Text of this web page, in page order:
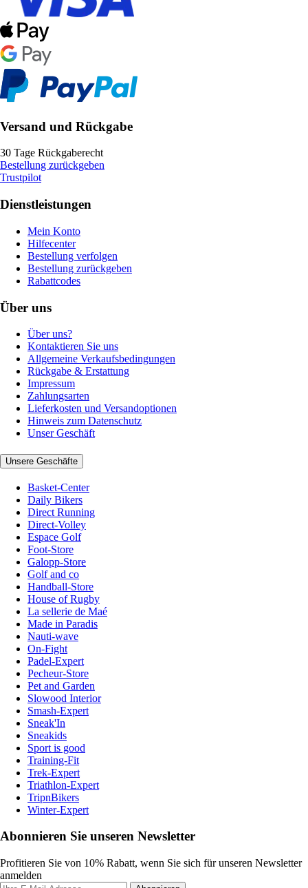
Versand und Rückgabe
30 Tage Rückgaberecht
Bestellung zurückgeben
Trustpilot
Dienstleistungen
Mein Konto
Hilfecenter
Bestellung verfolgen
Bestellung zurückgeben
Rabattcodes
Über uns
Über uns?
Kontaktieren Sie uns
Allgemeine Verkaufsbedingungen
Rückgabe & Erstattung
Impressum
Zahlungsarten
Lieferkosten und Versandoptionen
Hinweis zum Datenschutz
Unser Geschäft
Unsere Geschäfte
Basket-Center
Daily Bikers
Direct Running
Direct-Volley
Espace Golf
Foot-Store
Galopp-Store
Golf and co
Handball-Store
House of Rugby
La sellerie de Maé
Made in Paradis
Nauti-wave
On-Fight
Padel-Expert
Pecheur-Store
Pet and Garden
Slowood Interior
Smash-Expert
Sneak'In
Sneakids
Sport is good
Training-Fit
Trek-Expert
Triathlon-Expert
TripnBikers
Winter-Expert
Abonnieren Sie unseren Newsletter
Profitieren Sie von 10% Rabatt, wenn Sie sich für unseren Newsletter
anmelden